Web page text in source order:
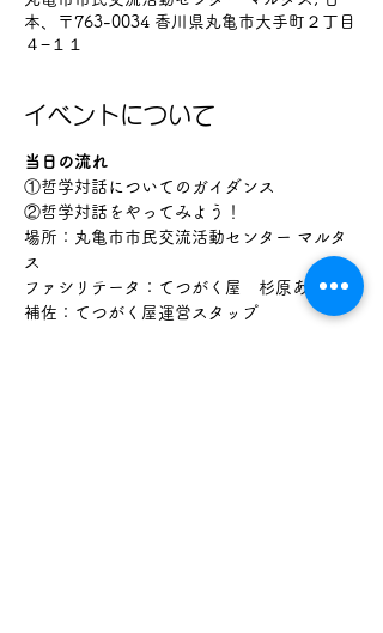
本、〒763-0034 香川県丸亀市大手町２丁目
４−１１
イベントについて
当日の流れ
①哲学対話についてのガイダンス
②哲学対話をやってみよう！
場所：丸亀市市民交流活動センター マルタ
ス
ファシリテータ：てつがく屋　杉原あやの
補佐：てつがく屋運営スタップ